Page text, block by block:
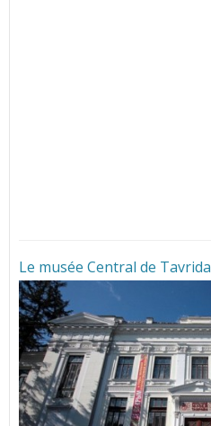
Le musée Central de Tavrida